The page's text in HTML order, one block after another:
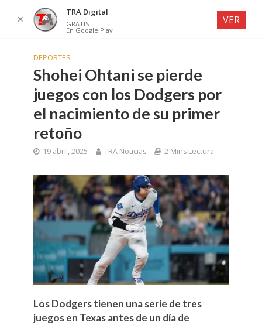
DEPORTES
Shohei Ohtani se pierde
juegos con los Dodgers por
el nacimiento de su primer
retoño
19 abril, 2025 TRA Noticias 2 Mins Lectura
Los Dodgers tienen una serie de tres
juegos en Texas antes de un día de
✕
TRA Digital
GRATIS
En Google Play
VER